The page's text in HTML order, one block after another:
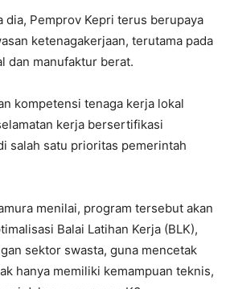
dia, Pemprov Kepri terus berupaya
ketenagakerjaan, terutama pada
dan manufaktur berat.
kompetensi tenaga kerja lokal
kerja bersertifikasi
salah satu prioritas pemerintah
menilai, program tersebut akan
Balai Latihan Kerja (BLK),
sektor swasta, guna mencetak
hanya memiliki kemampuan teknis,